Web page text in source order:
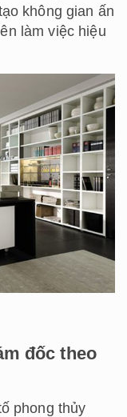
không gian ấn
làm việc hiệu
đốc theo
phong thủy